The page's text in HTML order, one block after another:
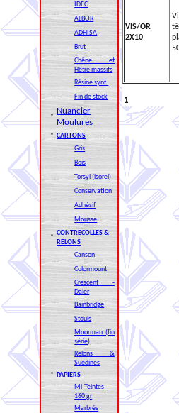
IDEC
ALBOR
ADHISA
Brut
Chêne et
Hêtre massifs
Résine synt.
Fin de stock
*
Nuancier
Moulures
* CARTONS
Gris
Bois
Torsyl (isorel)
Conservation
Adhésif
Mousse
*
CONTRECOLLES &
RELONS
Canson
Colormount
Crescent -
Daler
Bainbridge
Stouls
Moorman (fin
série)
Relons &
Suédines
* PAPIERS
Mi-Teintes
160 gr
Marbrés
VIS/OR
2X10
1